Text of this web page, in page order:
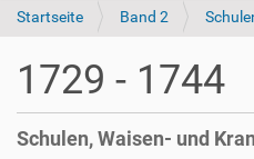
Startseite Band 2
1729 - 1744
Schulen, Waisen- und